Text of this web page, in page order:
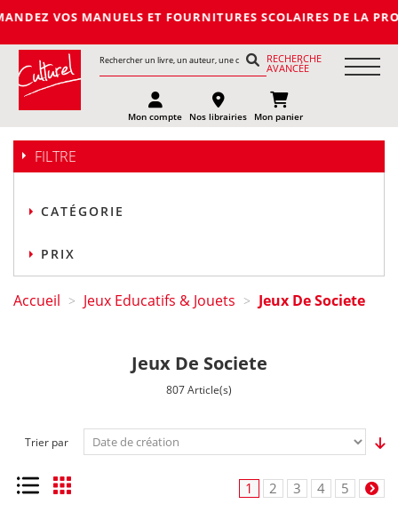
VOS MANUELS ET FOURNITURES SCOLAIRES DE LA
RECHERCHE
AVANCÉE
Mon compte Nos librairies Mon panier
FILTRE
CATÉGORIE
PRIX
Accueil > Jeux Educatifs & Jouets > Jeux De Societe
Jeux De Societe
807 Article(s)
Trier par
Liste Grille 1 2 3 4 5